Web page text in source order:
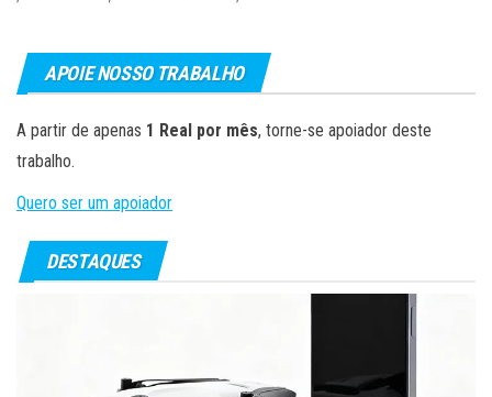
APOIE NOSSO TRABALHO
A partir de apenas 1 Real por mês, torne-se apoiador deste
trabalho.
Quero ser um apoiador
DESTAQUES